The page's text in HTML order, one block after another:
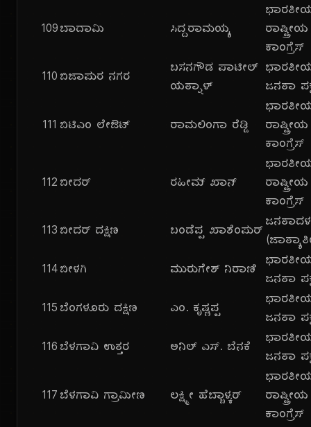
109ಬಾದಾಮಿ ಸಿದ್ದರಾಮಯ್ಯ
ರಾಷ್ಟ್ರೀಯ
ಕಾಂಗ್ರೆಸ್
110 ಬಿಜಾಪುರ ನಗರ
ಬಸನಗೌಡ ಪಾಟೀಲ್
ಯತ್ನಾಳ್
ಜನತಾ
111 ಬಿಟಿಎಂ ಲೇಔಟ್ ರಾಮಲಿಂಗಾ ರೆಡ್ಡಿ
ರಾಷ್ಟ್ರೀಯ
ಕಾಂಗ್ರೆಸ್
112 ಬೀದರ್ ರಹೀಮ್ ಖಾನ್
ರಾಷ್ಟ್ರೀಯ
ಕಾಂಗ್ರೆಸ್
113 ಬೀದರ್ ದಕ್ಷಿಣ ಬಂಡೆಪ್ಪ ಖಾಶೆಂಪುರ್
ಜನತಾದಳ
114ಬೀಳಗಿ ಮುರುಗೇಶ್ ನಿರಾಣಿ
ಜನತಾ
115 ಬೆಂಗಳೂರು ದಕ್ಷಿಣ ಎಂ. ಕೃಷ್ಣಪ್ಪ
ಜನತಾ
116 ಬೆಳಗಾವಿ ಉತ್ತರ ಅನಿಲ್ ಎಸ್. ಬೆನಕೆ
ಜನತಾ
117 ಬೆಳಗಾವಿ ಗ್ರಾಮೀಣ ಲಕ್ಷ್ಮೀ ಹೆಬ್ಬಾಳ್ಕರ್
ರಾಷ್ಟ್ರೀಯ
ಕಾಂಗ್ರೆಸ್